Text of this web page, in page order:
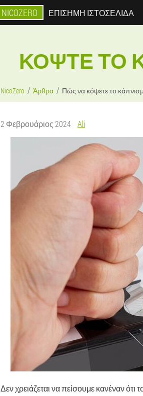
NICOZERO ΕΠΊΣΗΜΗ ΙΣΤΟΣΕΛΊΔΑ
ΚΌΨΤΕ ΤΟ
NicoZero Άρθρα Πώς να κόψετε το
2 Φεβρουάριος 2024 Ali
Δεν χρειάζεται να πείσουμε κανέναν